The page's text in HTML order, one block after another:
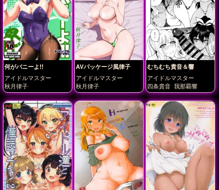
何がバニーよ!!
アイドルマスター
秋月律子
AVパッケージ風律子
アイドルマスター
秋月律子
むちむち貴音＆響
アイドルマスター
四条貴音 我那覇響